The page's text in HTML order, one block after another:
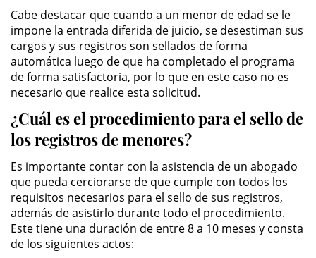
Leyes de DUI en el Estado de
California
Segunda Ofensa de DUI
Tercera Ofensa de DUI
Violencia Domestica
Dependientes
Acecho
Agresión Doméstica
Cabe destacar que cuando a un menor de edad se le
impone la entrada diferida de juicio, se desestiman sus
cargos y sus registros son sellados de forma
automática luego de que ha completado el programa
de forma satisfactoria, por lo que en este caso no es
necesario que realice esta solicitud.
¿Cuál es el procedimiento para el sello de
los registros de menores?
Es importante contar con la asistencia de un abogado
que pueda cerciorarse de que cumple con todos los
requisitos necesarios para el sello de sus registros,
además de asistirlo durante todo el procedimiento.
Este tiene una duración de entre 8 a 10 meses y consta
de los siguientes actos: